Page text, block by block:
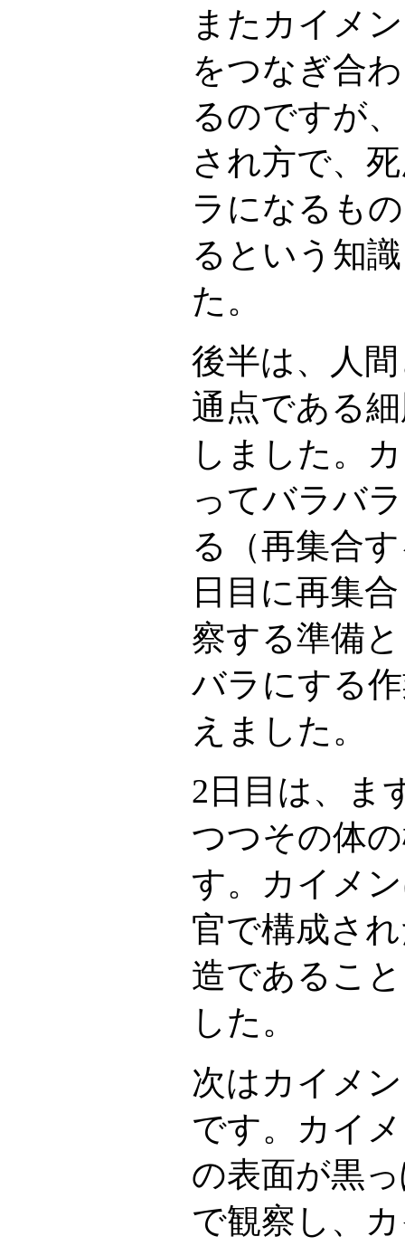
またカイメ
をつなぎ合
るのですが
され方で、
ラになるも
るという知
た。
後半は、人
通点である
しました。
ってバラバ
る（再集合
日目に再集
察する準備
バラにする
えました。
2日目は、ま
つつその体
す。カイメ
官で構成さ
造であるこ
した。
次はカイメ
です。カイ
の表面が黒
で観察し、